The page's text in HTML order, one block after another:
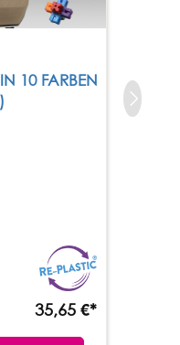
10 FARBEN
35,65 €*